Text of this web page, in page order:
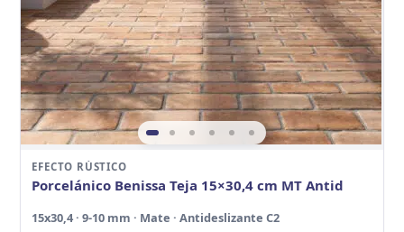
EFECTO RÚSTICO
Porcelánico Benissa Teja 15×30,4 cm MT Antid
15x30,4 · 9-10 mm · Mate · Antideslizante C2